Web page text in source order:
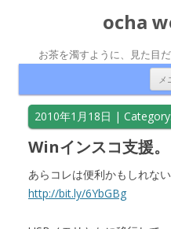
ocha
お茶を濁すように、見た目
メ
2010年1月18日 | Category:
Winインスコ支援。
あらコレは便利かもしれない
http://bit.ly/6YbGBg